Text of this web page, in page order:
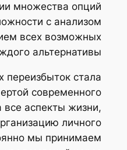
множества опций
с анализом
всех возможных
альтернативы.
переизбыток стала
современного
аспекты жизни,
личного
мы принимаем